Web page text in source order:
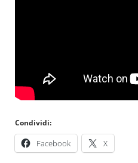
Condividi:
Facebook X